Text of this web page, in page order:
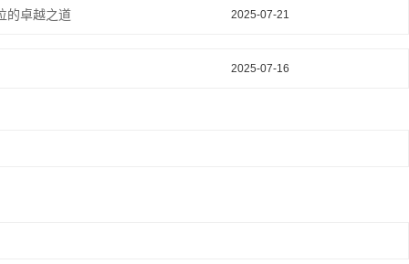
的卓越之道 2025-07-21
2025-07-16